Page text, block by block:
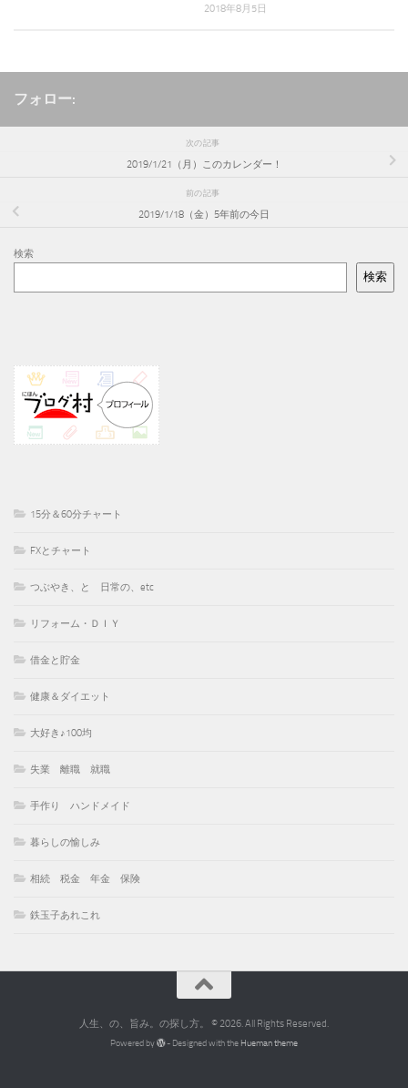
2018年8月5日
フォロー:
次の記事
2019/1/21（月）このカレンダー！
前の記事
2019/1/18（金）5年前の今日
検索
検索
15分＆60分チャート
FXとチャート
つぶやき、と 日常の、etc
リフォーム・ＤＩＹ
借金と貯金
健康＆ダイエット
大好き♪100均
失業 離職 就職
手作り ハンドメイド
暮らしの愉しみ
相続 税金 年金 保険
鉄玉子あれこれ
人生、の、旨み。の探し方。 © 2026. All Rights Reserved.
Powered by - Designed with the Hueman theme